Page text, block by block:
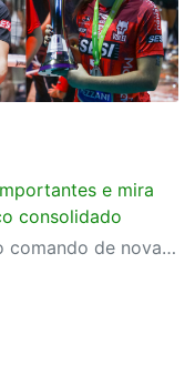
e mira
consolidado
Com foco na regularidade e sob o comando de nova comissão técnica, projeto do SESI-SP garante a permanência do líbero Douglas Pureza, do central Thiery e da levantadora Amanda Mutuano.